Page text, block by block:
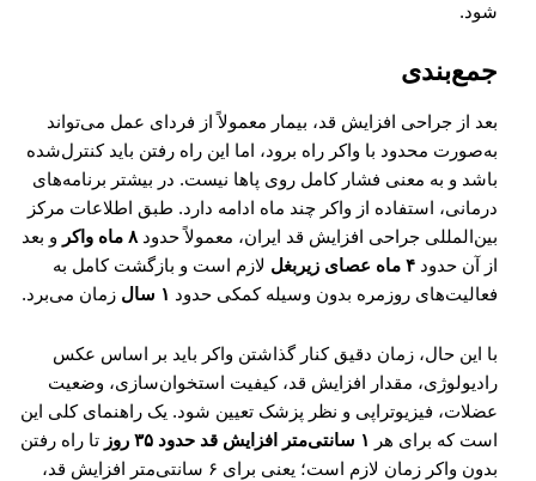
شود.
جمع‌بندی
بعد از جراحی افزایش قد، بیمار معمولاً از فردای عمل می‌تواند
به‌صورت محدود با واکر راه برود، اما این راه رفتن باید کنترل‌شده
باشد و به معنی فشار کامل روی پاها نیست. در بیشتر برنامه‌های
درمانی، استفاده از واکر چند ماه ادامه دارد. طبق اطلاعات مرکز
بین‌المللی جراحی افزایش قد ایران، معمولاً حدود۸ ماه واکر
و بعد
از آن حدود۴ ماه عصای زیربغل
لازم است و بازگشت کامل به
فعالیت‌های روزمره بدون وسیله کمکی حدود۱ سال زمان می‌برد.
با این حال، زمان دقیق کنار گذاشتن واکر باید بر اساس عکس
رادیولوژی، مقدار افزایش قد، کیفیت استخوان‌سازی، وضعیت
عضلات، فیزیوتراپی و نظر پزشک تعیین شود. یک راهنمای کلی این
است که برای هر
تا راه رفتن
بدون واکر زمان لازم است؛ یعنی برای ۶ سانتی‌متر افزایش قد،